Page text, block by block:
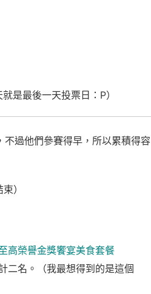
是最後一天投票日：P）
不過他們參賽得早，所以累積得容
束）
高榮譽金獎饗宴美食套餐
二名。（我最想得到的是這個